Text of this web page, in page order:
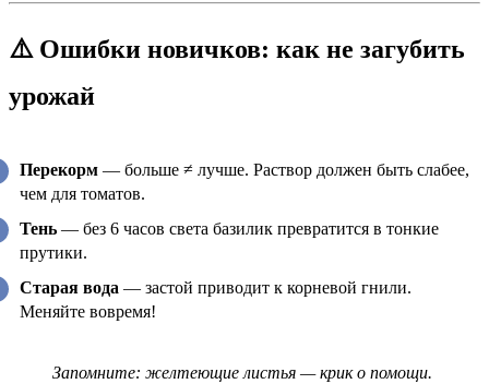
⚠️ Ошибки новичков: как не загубить
урожай
Перекорм — больше ≠ лучше. Раствор должен быть слабее,
чем для томатов.
Тень — без 6 часов света базилик превратится в тонкие
прутики.
Старая вода — застой приводит к корневой гнили.
Меняйте вовремя!
Запомните: желтеющие листья — крик о помощи.